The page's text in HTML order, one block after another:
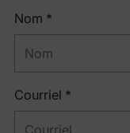
Nom *
Courriel *